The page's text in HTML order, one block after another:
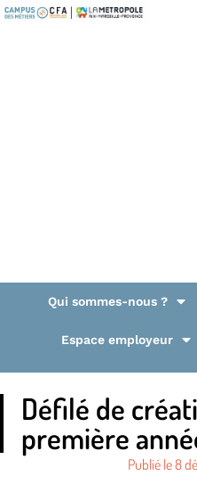
Qui sommes-nous ?
Espace employeur
Défilé de
première
Publié le8